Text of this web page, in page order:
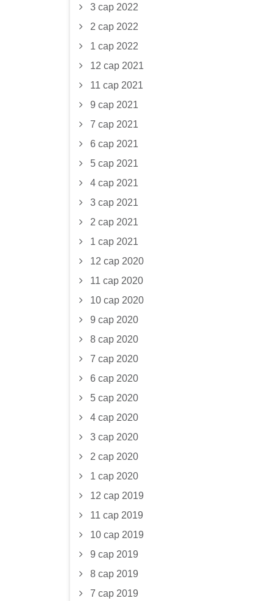
3 сар 2022
2 сар 2022
1 сар 2022
12 сар 2021
11 сар 2021
9 сар 2021
7 сар 2021
6 сар 2021
5 сар 2021
4 сар 2021
3 сар 2021
2 сар 2021
1 сар 2021
12 сар 2020
11 сар 2020
10 сар 2020
9 сар 2020
8 сар 2020
7 сар 2020
6 сар 2020
5 сар 2020
4 сар 2020
3 сар 2020
2 сар 2020
1 сар 2020
12 сар 2019
11 сар 2019
10 сар 2019
9 сар 2019
8 сар 2019
7 сар 2019